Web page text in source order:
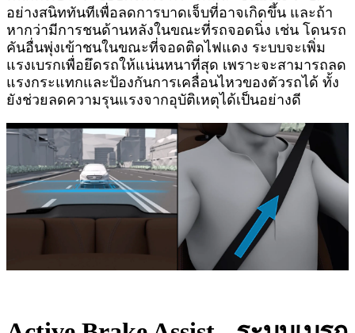
อย่างสนิททันทีเพื่อลดการบาดเจ็บที่อาจเกิดขึ้น และถ้า
หากว่ามีการชนด้านหลังในขณะที่รถจอดนิ่ง เช่น โดนรถ
คันอื่นพุ่งเข้าชนในขณะที่จอดติดไฟแดง ระบบจะเพิ่ม
แรงเบรกเพื่อยึดรถให้แน่นหนาที่สุด เพราะจะสามารถลด
แรงกระแทกและป้องกันการเคลื่อนไหวของตัวรถได้ ทั้ง
ยังช่วยลดความรุนแรงจากอุบัติเหตุได้เป็นอย่างดี